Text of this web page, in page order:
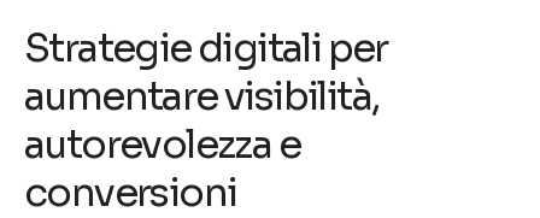
Strategie digitali per
aumentare visibilità,
autorevolezza e
conversioni